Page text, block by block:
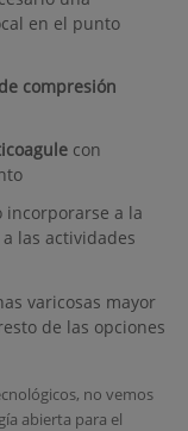
en el punto
compresión
con
incorporarse a la
las actividades
varicosas mayor
de las opciones
no vemos
abierta para el